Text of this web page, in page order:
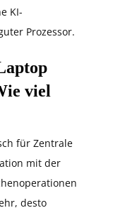
KI-
Prozessor.
viel
für Zentrale
mit der
desto